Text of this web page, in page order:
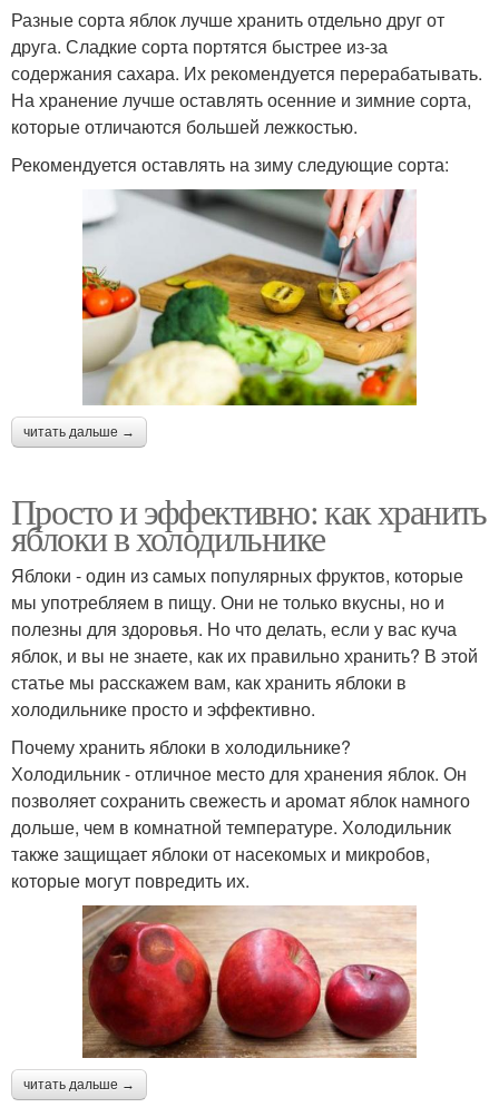
Разные сорта яблок лучше хранить отдельно друг от
друга. Сладкие сорта портятся быстрее из-за
содержания сахара. Их рекомендуется перерабатывать.
На хранение лучше оставлять осенние и зимние сорта,
которые отличаются большей лежкостью.
Рекомендуется оставлять на зиму следующие сорта:
читать дальше →
Просто и эффективно: как хранить
яблоки в холодильнике
Яблоки - один из самых популярных фруктов, которые
мы употребляем в пищу. Они не только вкусны, но и
полезны для здоровья. Но что делать, если у вас куча
яблок, и вы не знаете, как их правильно хранить? В этой
статье мы расскажем вам, как хранить яблоки в
холодильнике просто и эффективно.
Почему хранить яблоки в холодильнике?
Холодильник - отличное место для хранения яблок. Он
позволяет сохранить свежесть и аромат яблок намного
дольше, чем в комнатной температуре. Холодильник
также защищает яблоки от насекомых и микробов,
которые могут повредить их.
читать дальше →